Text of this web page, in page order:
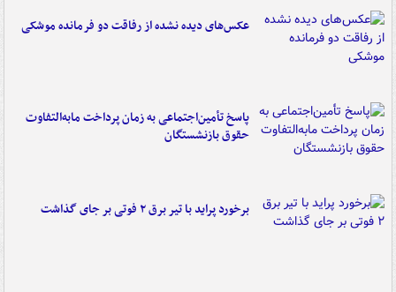
عکس‌های دیده نشده از رفاقت دو فرمانده‌ موشکی
پاسخ تأمین‌اجتماعی به زمان پرداخت مابه‌التفاوت
حقوق بازنشستگان
برخورد پراید با تیر برق ۲ فوتی بر جای گذاشت